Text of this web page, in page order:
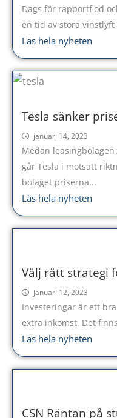
Dags för rapportflod
en tid av stora
Läs hela nyheten
Tesla sänker
januari 14, 2023
Medan
går Tesla i motsatt
bolaget priserna...
Läs hela nyheten
Välj rätt strategi
januari 12, 2023
Investeringar är ett
extra inkomst. Det
Läs hela nyheten
CSN Räntan på